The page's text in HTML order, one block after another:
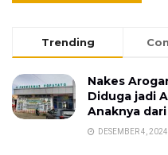
Trending
Nakes
Diduga jadi
Anaknya
DESEMBER 4, 2024